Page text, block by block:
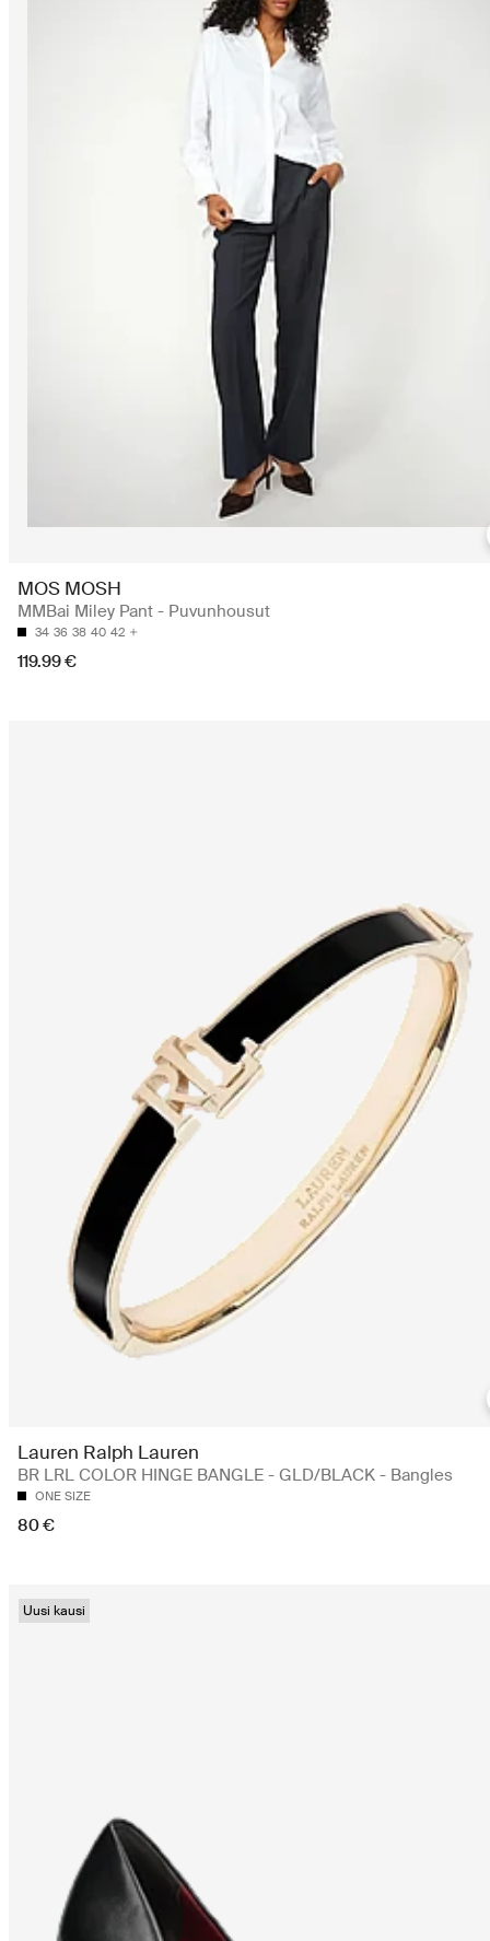
MOS MOSH
MMBai Miley Pant - Puvunhousut
34 36 38 40 42
119.99 €
Lauren Ralph Lauren
BR LRL COLOR HINGE BANGLE - GLD/BLACK - Bangles
ONE SIZE
80 €
Uusi kausi